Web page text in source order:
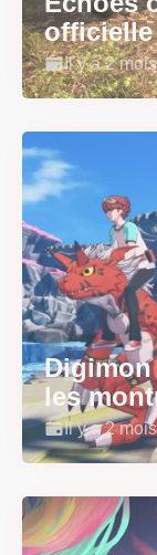
officielle
Il y a 2 mois
Digimon
les
Il y a 2 mois